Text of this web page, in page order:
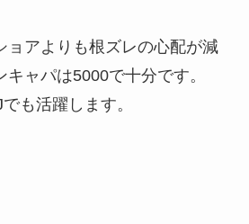
ョアよりも根ズレの心配が減
キャパは5000で十分です。
も活躍します。